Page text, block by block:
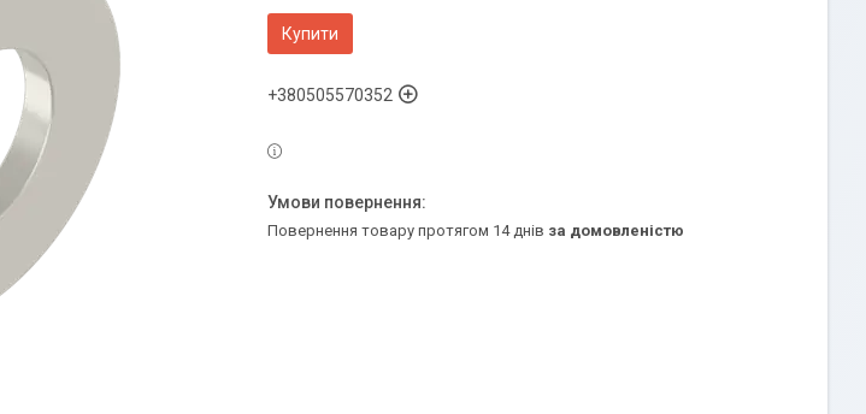
Купити
+380505570352
повернення товару протягом 14 днів за домовленістю